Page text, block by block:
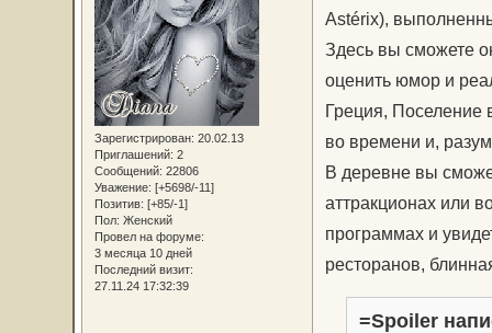
Зарегистрирован: 20.02.13
Приглашений: 2
Сообщений: 22806
Уважение: [+5698/-11]
Позитив: [+85/-1]
Пол: Женский
Провел на форуме:
3 месяца 10 дней
Последний визит:
27.11.24 17:32:39
Astérix),
Здесь вы сможете
оценить юмор и
Греция, Поселение
во времени и,
В деревне вы
аттракционах или
программах и
ресторанов,
=Spoiler